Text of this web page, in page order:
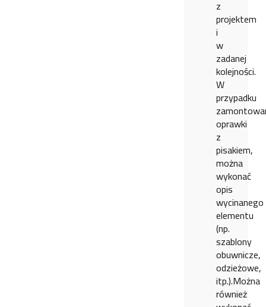
z
projektem
i
w
zadanej
kolejności.
W
przypadku
oprawki
z
pisakiem,
można
wykonać
opis
wycinanego
elementu
(np.
szablony
obuwnicze,
odzieżowe,
itp.).Można
również